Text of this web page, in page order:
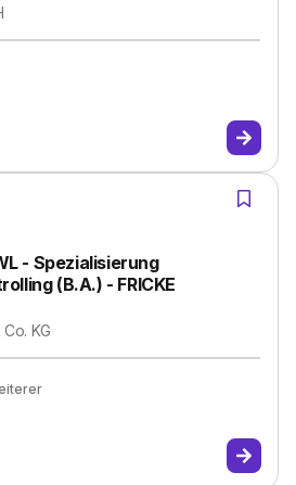
- Spezialisierung
(B.A.) - FRICKE
Co. KG